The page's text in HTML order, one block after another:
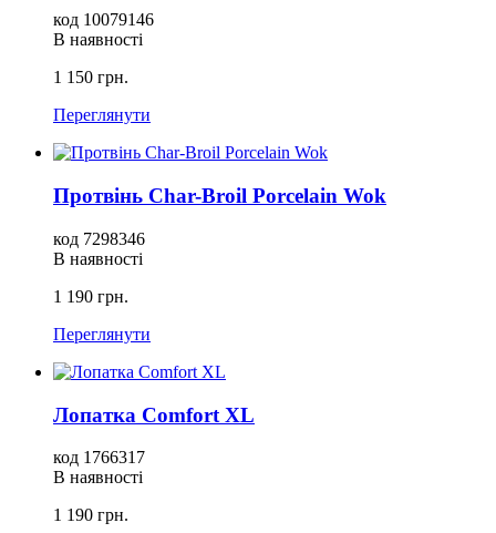
код 10079146
В наявності
1 150 грн.
Переглянути
Протвінь Char-Broil Porcelain Wok
код 7298346
В наявності
1 190 грн.
Переглянути
Лопатка Comfort XL
код 1766317
В наявності
1 190 грн.